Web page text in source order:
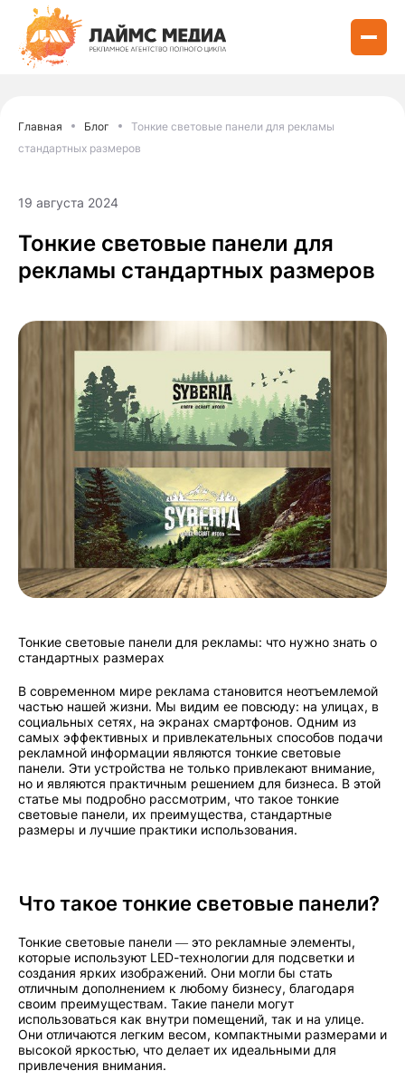
Главная Блог
Тонкие световые панели для рекламы
стандартных размеров
19 августа 2024
Тонкие световые панели для
рекламы стандартных размеров
Тонкие световые панели для рекламы: что нужно знать о
стандартных размерах
В современном мире реклама становится неотъемлемой
частью нашей жизни. Мы видим ее повсюду: на улицах, в
социальных сетях, на экранах смартфонов. Одним из
самых эффективных и привлекательных способов подачи
рекламной информации являются тонкие световые
панели. Эти устройства не только привлекают внимание,
но и являются практичным решением для бизнеса. В этой
статье мы подробно рассмотрим, что такое тонкие
световые панели, их преимущества, стандартные
размеры и лучшие практики использования.
Что такое тонкие световые панели?
Тонкие световые панели — это рекламные элементы,
которые используют LED-технологии для подсветки и
создания ярких изображений. Они могли бы стать
отличным дополнением к любому бизнесу, благодаря
своим преимуществам. Такие панели могут
использоваться как внутри помещений, так и на улице.
Они отличаются легким весом, компактными размерами и
высокой яркостью, что делает их идеальными для
привлечения внимания.